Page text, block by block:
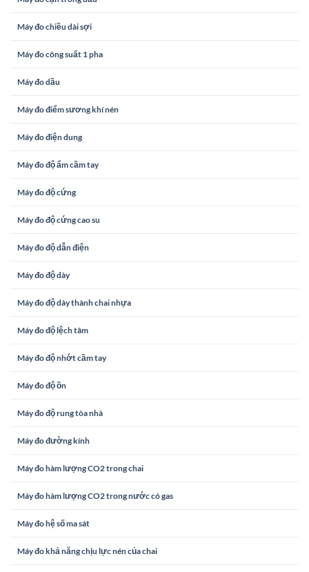
Máy đo chiều dài sợi
Máy đo công suất 1 pha
Máy đo dầu
Máy đo điểm sương khí nén
Máy đo điện dung
Máy đo độ ẩm cầm tay
Máy đo độ cứng
Máy đo độ cứng cao su
Máy đo độ dẫn điện
Máy đo độ dày
Máy đo độ dày thành chai nhựa
Máy đo độ lệch tâm
Máy đo độ nhớt cầm tay
Máy đo độ ồn
Máy đo độ rung tòa nhà
Máy đo đường kính
Máy đo hàm lượng CO2 trong chai
Máy đo hàm lượng CO2 trong nước có gas
Máy đo hệ số ma sát
Máy đo khả năng chịu lực nén của chai